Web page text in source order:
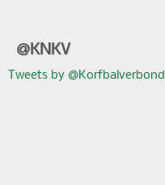
@KNKV
Tweets by @Korfbalverbond